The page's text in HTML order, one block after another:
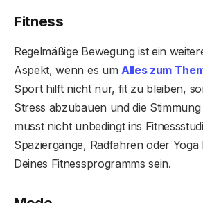
Fitness
Regelmäßige Bewegung ist ein
Aspekt, wenn es um Alles zum
Sport hilft nicht nur, fit zu bleiben,
Stress abzubauen und die
musst nicht unbedingt ins
Spaziergänge, Radfahren oder Yoga
Deines Fitnessprogramms sein.